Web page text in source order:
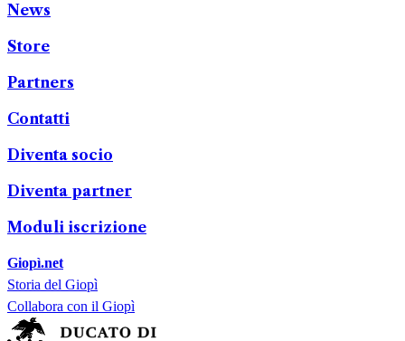
News
Store
Partners
Contatti
Diventa socio
Diventa partner
Moduli iscrizione
Giopì.net
Storia del Giopì
Collabora con il Giopì